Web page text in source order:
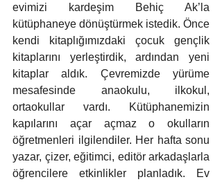
evimizi kardeşim Behiç Ak’la
kütüphaneye dönüştürmek istedik. Önce
kendi kitaplığımızdaki çocuk gençlik
kitaplarını yerleştirdik, ardından yeni
kitaplar aldık. Çevremizde yürüme
mesafesinde anaokulu, ilkokul,
ortaokullar vardı. Kütüphanemizin
kapılarını açar açmaz o okulların
öğretmenleri ilgilendiler. Her hafta sonu
yazar, çizer, eğitimci, editör arkadaşlarla
öğrencilere etkinlikler planladık. Ev